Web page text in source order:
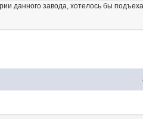
данного завода, хотелось бы